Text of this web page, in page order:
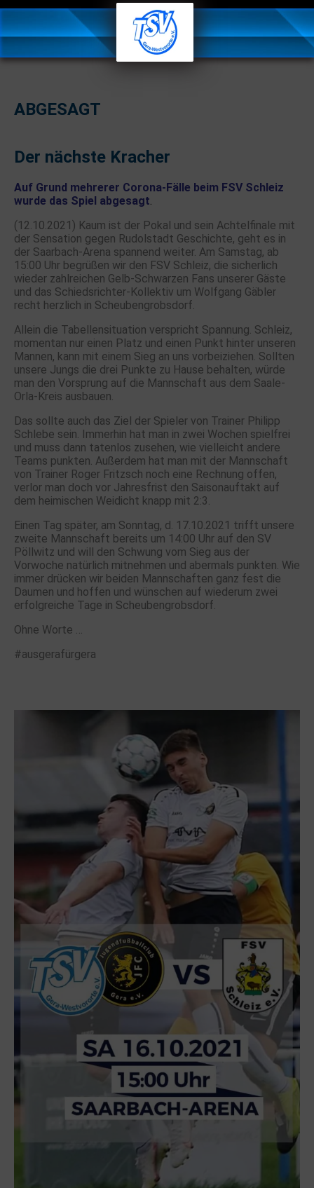
ABGESAGT
Der nächste Kracher
Auf Grund mehrerer Corona-Fälle beim FSV Schleiz
wurde das Spiel abgesagt
(12.10.2021) Kaum ist der Pokal und sein Achtelfinale mit
der Sensation gegen Rudolstadt Geschichte, geht es in
der Saarbach-Arena spannend weiter. Am Samstag, ab
15:00 Uhr begrüßen wir den FSV Schleiz, die sicherlich
wieder zahlreichen Gelb-Schwarzen Fans unserer Gäste
und das Schiedsrichter-Kollektiv um Wolfgang Gäbler
recht herzlich in Scheubengrobsdorf.
Allein die Tabellensituation verspricht Spannung. Schleiz,
momentan nur einen Platz und einen Punkt hinter unseren
Mannen, kann mit einem Sieg an uns vorbeiziehen. Sollten
unsere Jungs die drei Punkte zu Hause behalten, würde
man den Vorsprung auf die Mannschaft aus dem Saale-
Orla-Kreis ausbauen.
Das sollte auch das Ziel der Spieler von Trainer Philipp
Schlebe sein. Immerhin hat man in zwei Wochen spielfrei
und muss dann tatenlos zusehen, wie vielleicht andere
Teams punkten. Außerdem hat man mit der Mannschaft
von Trainer Roger Fritzsch noch eine Rechnung offen,
verlor man doch vor Jahresfrist den Saisonauftakt auf
dem heimischen Weidicht knapp mit 2:3.
Einen Tag später, am Sonntag, d. 17.10.2021 trifft unsere
zweite Mannschaft bereits um 14:00 Uhr auf den SV
Pöllwitz und will den Schwung vom Sieg aus der
Vorwoche natürlich mitnehmen und abermals punkten. Wie
immer drücken wir beiden Mannschaften ganz fest die
Daumen und hoffen und wünschen auf wiederum zwei
erfolgreiche Tage in Scheubengrobsdorf.
Ohne Worte …
#ausgerafürgera